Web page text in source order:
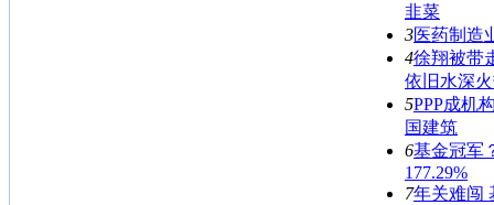
韭菜
3医药制造
4徐翔被带
依旧水深
5PPP成机
国建筑
6基金冠军
177.29%
7年关难闯